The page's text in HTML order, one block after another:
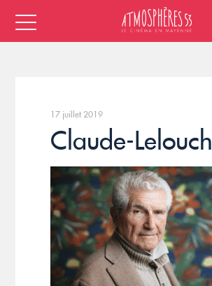
17 juillet 2019
Claude-Lelouch